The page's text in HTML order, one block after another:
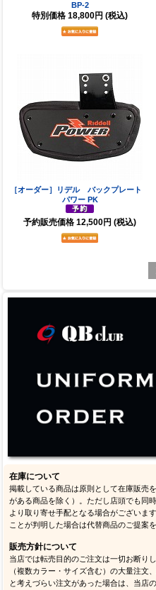
BP-2
特別価格 18,800円 (税込)
［オーダー］リデル バックプレート
パワー PK
予約販売価格 12,500円 (税込)
在庫について
掲載している商品は原則として在庫販売
がある商品を除く）。ただし店頭でも同
より取り寄せ手配となる場合がございま
ことが判明した場合は代替商品のご提案
販売方針について
当店では転売目的のご注文は一切お断り
（複数カラー・サイズ含む）の大量注文
と考えづらい注文があった場合は、当店